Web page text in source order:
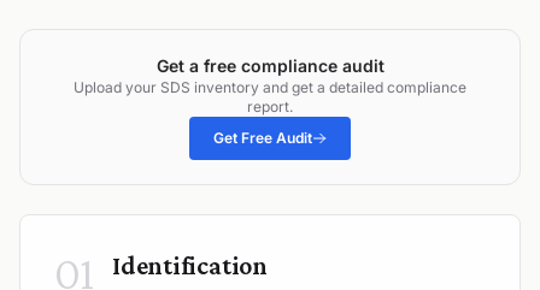
Get a free compliance audit
Upload your SDS inventory and get a detailed compliance
report.
Get Free Audit
01 Identification